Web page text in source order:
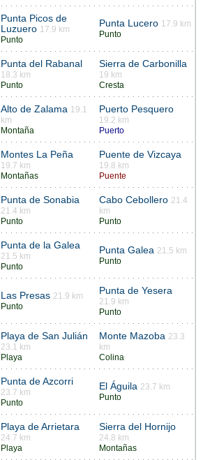
Punta Picos de
Luzuero 17.9 km
Punto
Punta Lucero 17.9 km
Punto
Punta del Rabanal
18.3 km
Punto
Sierra de Carbonilla
19 km
Cresta
Alto de Zalama 19.1
km
Montaña
Puerto Pesquero
19.2 km
Puerto
Montes La Peña
19.7 km
Montañas
Puente de Vizcaya
19.8 km
Puente
Punta de Sonabia
21.4 km
Punto
Cabo Cebollero 21.4
km
Punto
Punta de la Galea
21.5 km
Punto
Punta Galea 21.5 km
Punto
Las Presas 21.9 km
Punto
Punta de Yesera
21.9 km
Punto
Playa de San Julián
23.1 km
Playa
Monte Mazoba 23.3
km
Colina
Punta de Azcorri
23.7 km
Punto
El Águila 23.7 km
Punto
Playa de Arrietara
24.7 km
Playa
Sierra del Hornijo
24.8 km
Montañas